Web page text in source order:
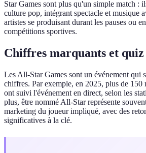
Star Games sont plus qu'un simple match :
culture pop, intégrant spectacle et musique
artistes se produisant durant les pauses ou
compétitions sportives.
Chiffres marquants et
Les All-Star Games sont un événement qui
chiffres. Par exemple, en 2025, plus de 150
ont suivi l'événement en direct, selon les
plus, être nommé All-Star représente
marketing du joueur impliqué, avec des
significatives à la clé.